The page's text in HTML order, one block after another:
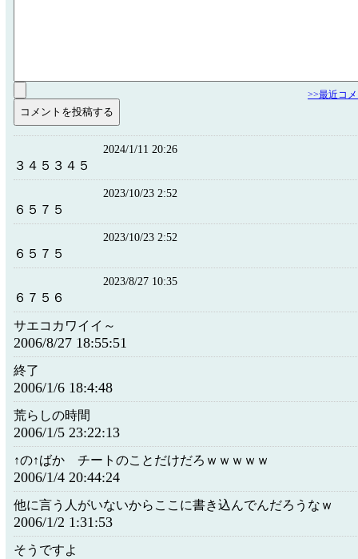
>>最近コ
2024/1/11 20:26
３４５３４５
2023/10/23 2:52
６５７５
2023/10/23 2:52
６５７５
2023/8/27 10:35
６７５６
サエコカワイイ～
2006/8/27 18:55:51
終了
2006/1/6 18:4:48
荒らしの時間
2006/1/5 23:22:13
↑の↑ばか チートのことだけだろｗｗｗｗｗ
2006/1/4 20:44:24
他に言う人がいないからここに書き込んでんだろうなｗ
2006/1/2 1:31:53
そうですよ